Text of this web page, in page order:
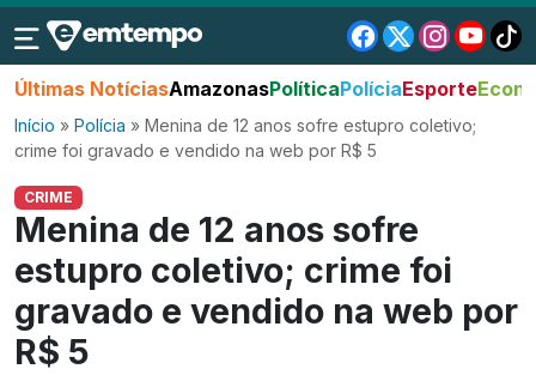
Últimas NotíciasAmazonasPolíticaPolíciaEsporte
Início » Polícia » Menina de 12 anos sofre estupro coletivo;
crime foi gravado e vendido na web por R$ 5
CRIME
Menina de 12 anos sofre
estupro coletivo; crime foi
gravado e vendido na web por
R$ 5